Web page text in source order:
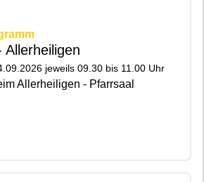
Allerheiligen
jeweils 09.30 bis 11.00 Uhr
Allerheiligen - Pfarrsaal